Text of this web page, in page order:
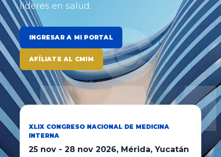
líderes en salud.
INGRESAR A MI PORTAL
AFÍLIATE AL CMIM
XLIX CONGRESO NACIONAL DE MEDICINA
INTERNA
25 nov - 28 nov 2026, Mérida, Yucatán